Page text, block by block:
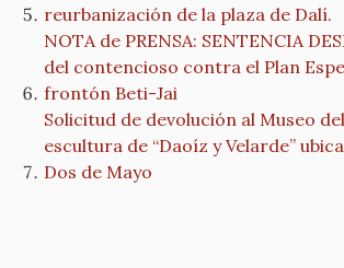
reurbanización de la plaza de Dalí.
NOTA de PRENSA: SENTENCIA
del contencioso contra el Plan
frontón Beti-Jai
Solicitud de devolución al Museo
escultura de “Daoíz y Velarde”
Dos de Mayo